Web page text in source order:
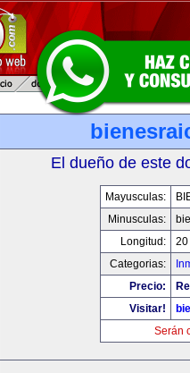
El dueño de este
Mayusculas:
Minusculas:
Longitud:
20
Categorias:
Precio:
Visitar!
Serán